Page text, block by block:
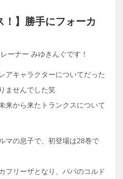
！】勝手にフォーカ
ーナー みゆきんぐです！
アキャラクターについてだった
ませんでした笑
来から来たトランクスについて
マの息子で、初登場は28巻で
フリーザとなり、パパのコルド